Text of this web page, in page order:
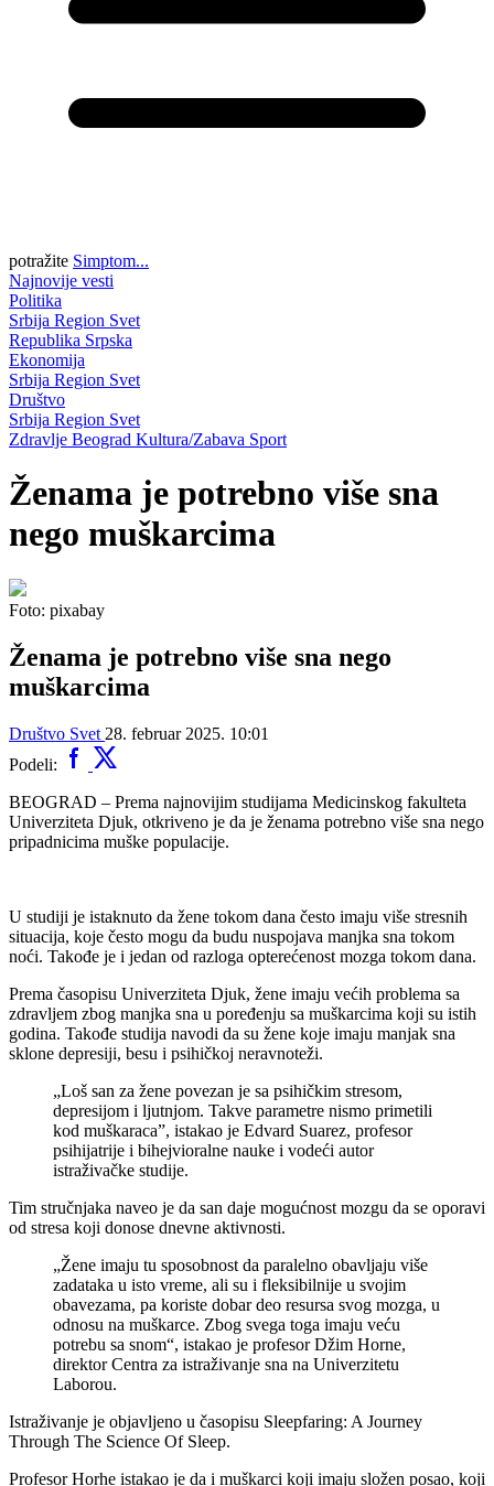
potražite Simptom...
Najnovije vesti
Politika
Srbija Region Svet
Republika Srpska
Ekonomija
Srbija Region Svet
Društvo
Srbija Region Svet
Zdravlje Beograd Kultura/Zabava Sport
Ženama je potrebno više sna
nego muškarcima
Foto: pixabay
Ženama je potrebno više sna nego
muškarcima
Društvo Svet 28. februar 2025. 10:01
Podeli:
BEOGRAD – Prema najnovijim studijama Medicinskog fakulteta
Univerziteta Djuk, otkriveno je da je ženama potrebno više sna nego
pripadnicima muške populacije.
U studiji je istaknuto da žene tokom dana često imaju više stresnih
situacija, koje često mogu da budu nuspojava manjka sna tokom
noći. Takođe je i jedan od razloga opterećenost mozga tokom dana.
Prema časopisu Univerziteta Djuk, žene imaju većih problema sa
zdravljem zbog manjka sna u poređenju sa muškarcima koji su istih
godina. Takođe studija navodi da su žene koje imaju manjak sna
sklone depresiji, besu i psihičkoj neravnoteži.
„Loš san za žene povezan je sa psihičkim stresom,
depresijom i ljutnjom. Takve parametre nismo primetili
kod muškaraca”, istakao je Edvard Suarez, profesor
psihijatrije i bihejvioralne nauke i vodeći autor
istraživačke studije.
Tim stručnjaka naveo je da san daje mogućnost mozgu da se oporavi
od stresa koji donose dnevne aktivnosti.
„Žene imaju tu sposobnost da paralelno obavljaju više
zadataka u isto vreme, ali su i fleksibilnije u svojim
obavezama, pa koriste dobar deo resursa svog mozga, u
odnosu na muškarce. Zbog svega toga imaju veću
potrebu sa snom“, istakao je profesor Džim Horne,
direktor Centra za istraživanje sna na Univerzitetu
Laborou.
Istraživanje je objavljeno u časopisu Sleepfaring: A Journey
Through The Science Of Sleep.
Profesor Horhe istakao je da i muškarci koji imaju složen posao, koji